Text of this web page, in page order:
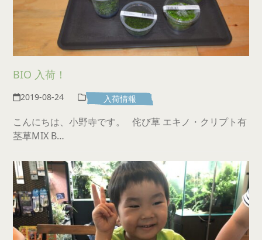
BIO 入荷！
2019-08-24 入荷情報
こんにちは、小野寺です。 侘び草 エキノ・クリプト有
茎草MIX B…